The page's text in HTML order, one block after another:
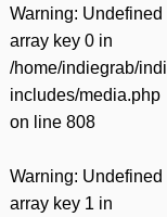
Warning: Undefined
array key 0 in
/home/indiegrab/
includes/media.php
on line 808
Warning: Undefined
array key 1 in